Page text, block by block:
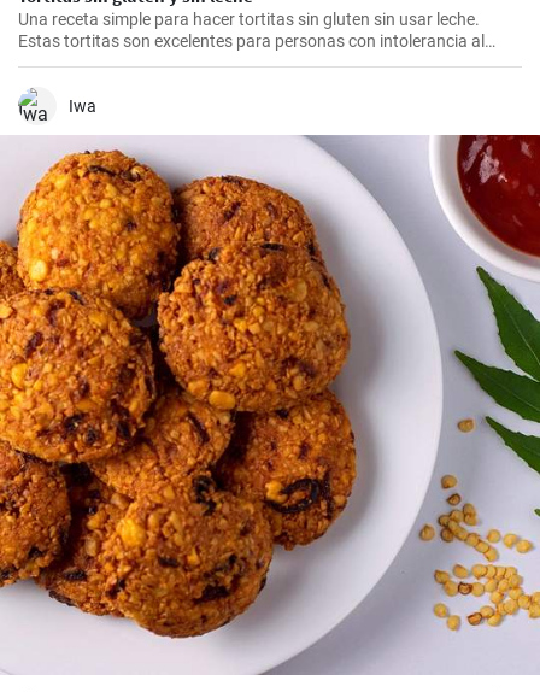
Una receta simple para hacer tortitas sin gluten sin usar leche.
Estas tortitas son excelentes para personas con intolerancia al
gluten o la lactosa.
Iwa